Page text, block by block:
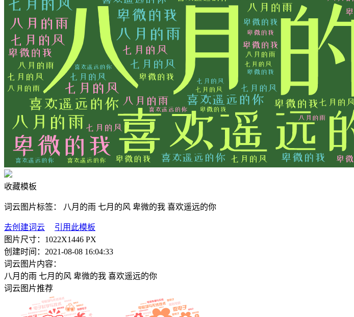
收藏模板
词云图片标签： 八月的雨 七月的风 卑微的我 喜欢遥远的你
去创建词云
引用此模板
图片尺寸： 1022X1446 PX
创建时间： 2021-08-08 16:04:33
词云图片内容：
八月的雨 七月的风 卑微的我 喜欢遥远的你
词云图片推荐